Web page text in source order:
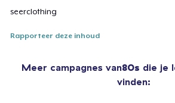
seerclothing
Rapporteer deze inhoud
Meer campagnes van80s die je
vinden: